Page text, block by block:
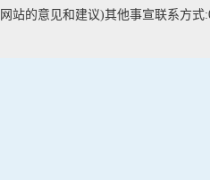
站的意见和建议)其他事宣联系方式